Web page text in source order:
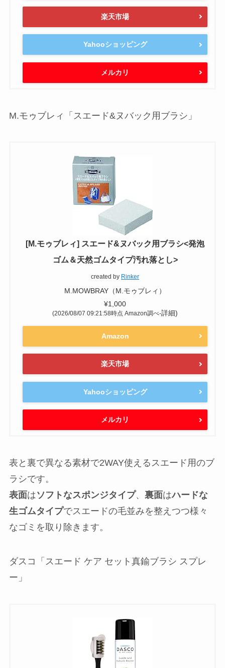
楽天市場
Yahooショッピング
メルカリ
M.モゥブレィ「スエード&ヌバック用ブラシ」
[M.モゥブレィ] スエード&ヌバック用ブラシ<発泡
ゴム＆天然ゴムタイプ汚れ落とし>
created by Rinker
M.MOWBRAY（M.モゥブレィ）
¥1,000
(2026/08/07 09:21:58時点 Amazon調べ-詳細)
Amazon
楽天市場
Yahooショッピング
メルカリ
表と裏で異なる素材で2WAY使えるスエード用のブ
ラシです。
表面はソフトなスポンジタイプ、 裏面はハードな
生ゴムタイプでスエードの毛並みを整えつつ様々
なゴミを取り除きます。
ダスコ「スエード ケア セット真鍮ブラシ スプレ
ー」